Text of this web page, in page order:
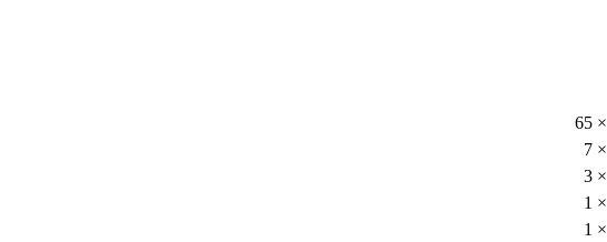
65 ×
7 ×
3 ×
1 ×
1 ×